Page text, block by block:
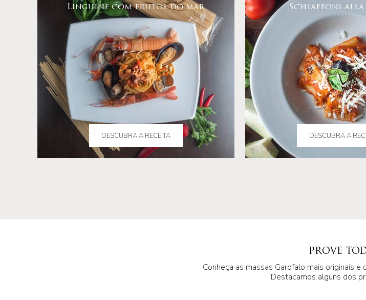
Linguine com frutos do mar
DESCUBRA A RECEITA
Schiaffoni alla
DESCUBRA A
PROVE
Conheça as massas Garofalo mais originais
Destacamos alguns dos